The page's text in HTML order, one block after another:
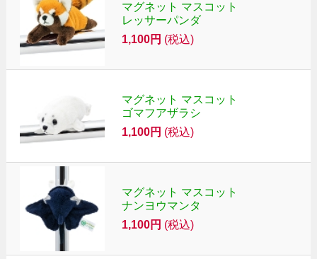
マグネット マスコット
レッサーパンダ
1,100円 (税込)
マグネット マスコット
ゴマフアザラシ
1,100円 (税込)
マグネット マスコット
ナンヨウマンタ
1,100円 (税込)